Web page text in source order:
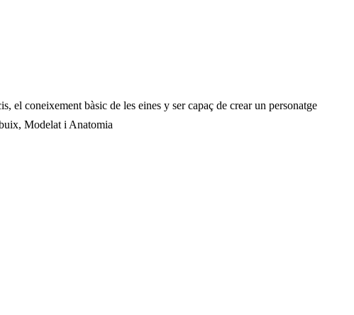
el coneixement bàsic de les eines y ser capaç de crear un personatge
Modelat i Anatomia